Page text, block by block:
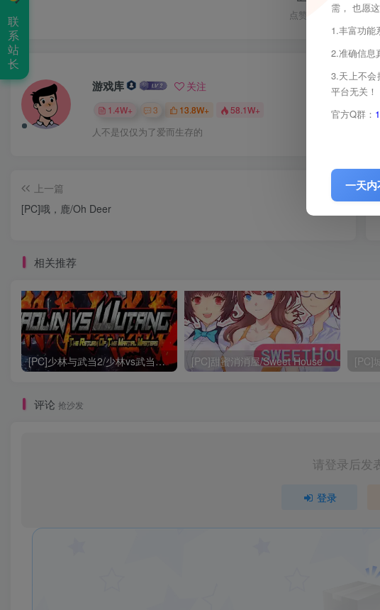
点赞 分享
游戏库 关注
1.4W+ 3 13.8W+ 58.1W+
人不是仅仅为了爱而生存的
上一篇
[PC]哦，鹿/Oh Deer
相关推荐
[PC]少林与武当2/少林vs武当2/Shaolin vs Wutang 2 [PC]甜蜜消消屋/Sweet House
评论 抢沙发
请登录后发
登录
联
系
站
长
需， 也愿
1.丰富功能
2.准确信息
3.天上不会
平台无关！
官方Q群：
一天